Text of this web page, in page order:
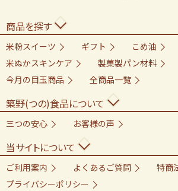
商品を探す
米粉スイーツ ギフト
こめ油
米ぬかスキンケア
製菓製パン材料
今月の目玉商品
全商品一覧
築野(つの)食品について
三つの安心 お客様の声
当サイトについて
ご利用案内 よくあるご質問
特商
プライバシーポリシー